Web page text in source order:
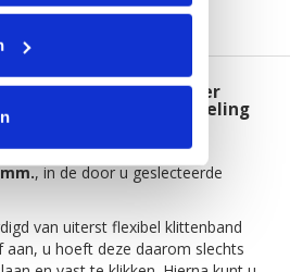
kabelbinder
van computerbekabeling
, in de door u geslecteerde
van uiterst flexibel klittenband
aan, u hoeft deze daarom slechts